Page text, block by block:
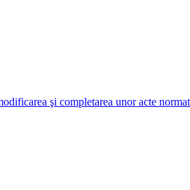
şi completarea unor acte